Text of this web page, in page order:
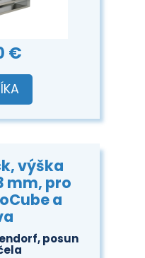
€
výška
mm, pro
a
posun